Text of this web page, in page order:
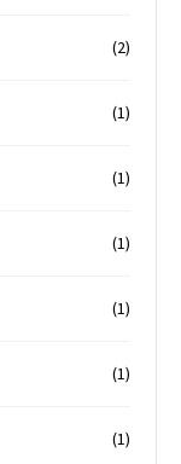
(2)
(1)
(1)
(1)
(1)
(1)
(1)